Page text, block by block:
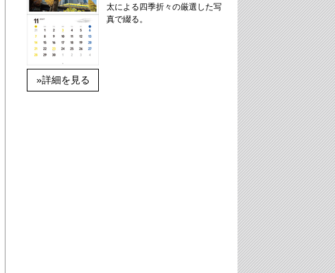
»詳細を見る
太による四季折々の厳選した写
真で綴る。